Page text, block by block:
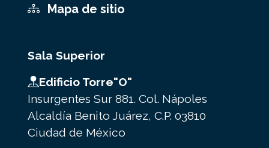
Mapa de sitio
Sala Superior
Edificio Torre"O"
Insurgentes Sur 881. Col. Nápoles
Alcaldía Benito Juárez, C.P. 03810
Ciudad de México